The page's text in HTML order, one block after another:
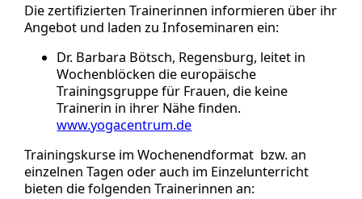
Die zertifizierten Trainerinnen informieren über ihr
Angebot und laden zu Infoseminaren ein:
Dr. Barbara Bötsch, Regensburg, leitet in
Wochenblöcken die europäische
Trainingsgruppe für Frauen, die keine
Trainerin in ihrer Nähe finden.
www.yogacentrum.de
Trainingskurse im Wochenendformat bzw. an
einzelnen Tagen oder auch im Einzelunterricht
bieten die folgenden Trainerinnen an: